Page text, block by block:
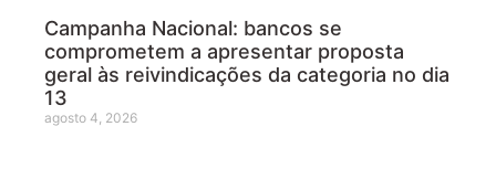
Campanha Nacional: bancos se
comprometem a apresentar proposta
geral às reivindicações da categoria no dia
13
agosto 4, 2026